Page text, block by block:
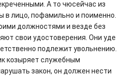
А то чюсейчас из
в лицо, пофамильно и поименно.
должностями и везде без
свои удостоверения. Они уде
подлежит увольнению.
козыряет служебным
закон, он должен нести